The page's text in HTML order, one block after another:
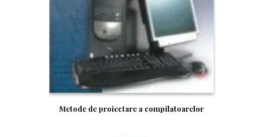
Metode de proiectare a compilatoarelor